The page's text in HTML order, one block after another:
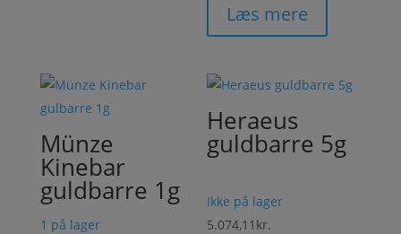
Læs mere
Münze
Kinebar
guldbarre 1g
1 på lager
Heraeus
guldbarre 5g
Ikke på lager
5.074,11 kr.